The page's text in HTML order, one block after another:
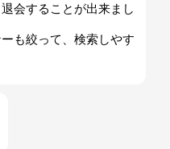
会することが出来まし
も絞って、検索しやす